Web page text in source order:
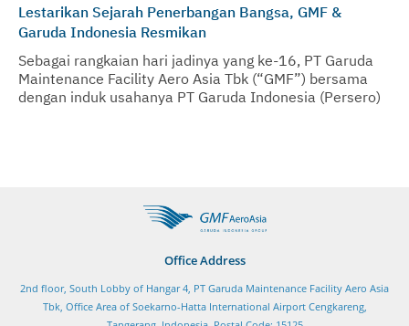
Lestarikan Sejarah Penerbangan Bangsa, GMF &
Garuda Indonesia Resmikan
Sebagai rangkaian hari jadinya yang ke-16, PT Garuda
Maintenance Facility Aero Asia Tbk (“GMF”) bersama
dengan induk usahanya PT Garuda Indonesia (Persero)
Office Address
2nd floor, South Lobby of Hangar 4, PT Garuda Maintenance Facility Aero Asia
Tbk, Office Area of Soekarno-Hatta International Airport Cengkareng,